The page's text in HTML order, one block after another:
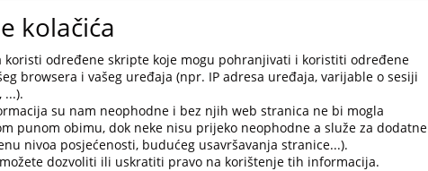
kolačića
koristi određene skripte koje mogu pohranjivati i koristiti određene
browsera i vašeg uređaja (npr. IP adresa uređaja, varijable o sesiji
...).
su nam neophodne i bez njih web stranica ne bi mogla
punom obimu, dok neke nisu prijeko neophodne a služe za dodatne
nivoa posjećenosti, budućeg usavršavanja stranice...).
dozvoliti ili uskratiti pravo na korištenje tih informacija.